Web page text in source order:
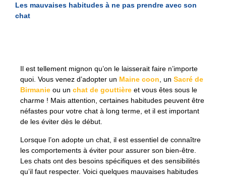
Les mauvaises habitudes à ne pas prendre avec son
chat
Il est tellement mignon qu’on le laisserait faire n’importe
quoi. Vous venez d’adopter un Maine coon, un Sacré de
Birmanie ou un chat de gouttière et vous êtes sous le
charme ! Mais attention, certaines habitudes peuvent être
néfastes pour votre chat à long terme, et il est important
de les éviter dès le début.
Lorsque l’on adopte un chat, il est essentiel de connaître
les comportements à éviter pour assurer son bien-être.
Les chats ont des besoins spécifiques et des sensibilités
qu’il faut respecter. Voici quelques mauvaises habitudes